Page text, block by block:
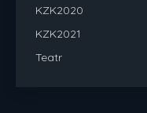
KZK2020
KZK2021
Teatr